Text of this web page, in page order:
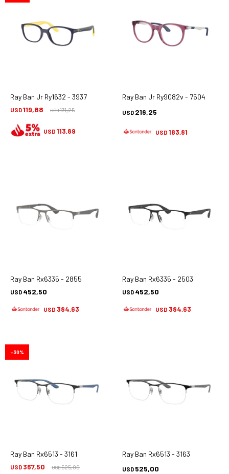
Ray Ban Jr Ry1632 - 3937
USD119,88 USD171,25
USD 113,89
Ray Ban Jr Ry9082v - 7504
USD 216,25
USD 183,81
Ray Ban Rx6335 - 2855
USD 452,50
USD 384,63
Ray Ban Rx6335 - 2503
USD 452,50
USD 384,63
Ray Ban Rx6513 - 3161
USD 367,50 USD525,00
30
Ray Ban Rx6513 - 3163
USD 525,00